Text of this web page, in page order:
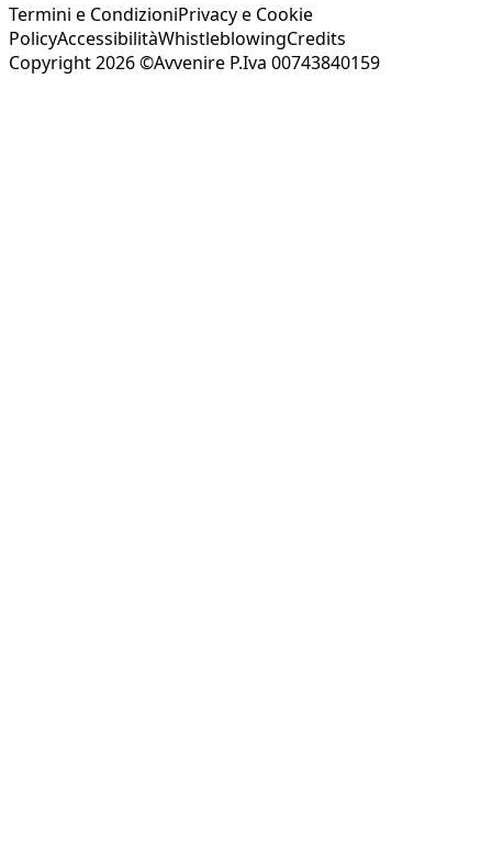
Termini e CondizioniPrivacy e Cookie
PolicyAccessibilitàWhistleblowingCredits
Copyright 2026 ©Avvenire P.Iva 00743840159